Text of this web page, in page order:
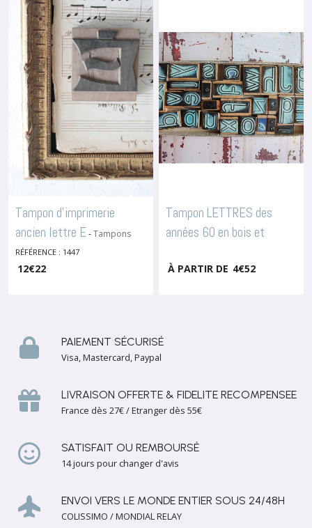
Tampon d'imprimerie
ancien lettre E-Tampons
Lettres & Monogrammes À
RÉFÉRENCE : 1447
12€22
Tampon LETTRES des
années 60 en bois et
& Monogrammes À Broder
À PARTIR DE 4€52
PAIEMENT SÉCURISÉ
Visa, Mastercard, Paypal
LIVRAISON OFFERTE & FIDELITE RECOMPENSEE
France dès 27€ / Etranger dès 55€
SATISFAIT OU REMBOURSÉ
14 jours pour changer d'avis
ENVOI VERS LE MONDE ENTIER SOUS 24/48H
COLISSIMO / MONDIAL RELAY
Fleurs
&
Fruits
(5)
Tampons
Animaux
(1)
Tampons
Personnages
(2)
Tampons
à
(1)
résultats